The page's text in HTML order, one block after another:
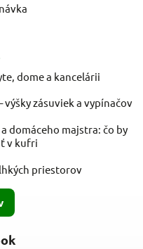
dome a kancelárii
zásuviek a vypínačov
domáceho majstra: čo by
v kufri
priestorov